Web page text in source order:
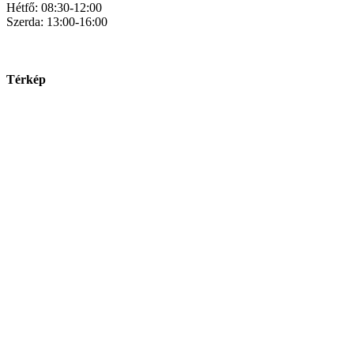
Hétfő: 08:30-12:00
Szerda: 13:00-16:00
Térkép